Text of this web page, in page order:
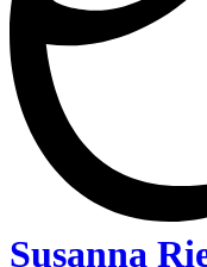
Susanna